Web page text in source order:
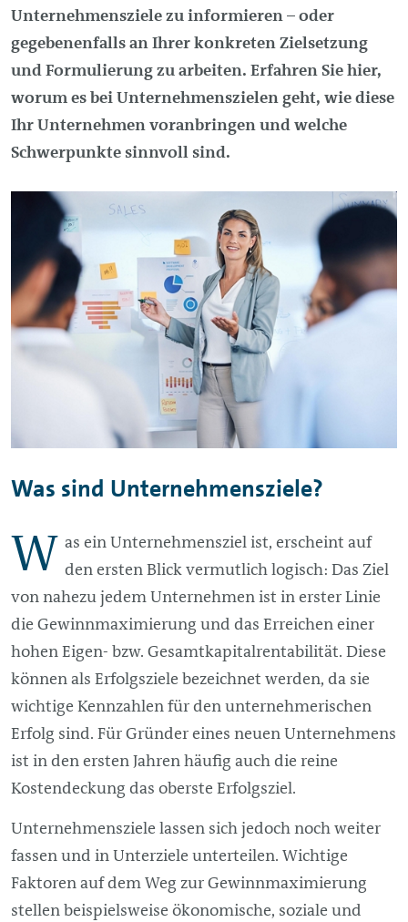
Unternehmensziele zu informieren – oder
gegebenenfalls an Ihrer konkreten Zielsetzung
und Formulierung zu arbeiten. Erfahren Sie hier,
worum es bei Unternehmenszielen geht, wie diese
Ihr Unternehmen voranbringen und welche
Schwerpunkte sinnvoll sind.
Was sind Unternehmensziele?
W as ein Unternehmensziel ist, erscheint auf
den ersten Blick vermutlich logisch: Das Ziel
von nahezu jedem Unternehmen ist in erster Linie
die Gewinnmaximierung und das Erreichen einer
hohen Eigen- bzw. Gesamtkapitalrentabilität. Diese
können als Erfolgsziele bezeichnet werden, da sie
wichtige Kennzahlen für den unternehmerischen
Erfolg sind. Für Gründer eines neuen Unternehmens
ist in den ersten Jahren häufig auch die reine
Kostendeckung das oberste Erfolgsziel.
Unternehmensziele lassen sich jedoch noch weiter
fassen und in Unterziele unterteilen. Wichtige
Faktoren auf dem Weg zur Gewinnmaximierung
stellen beispielsweise ökonomische, soziale und